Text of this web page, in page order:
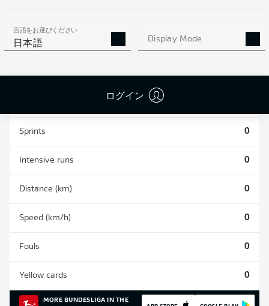
言語をお選びください
日本語 Display Mode
ログイン
OWN-GOALS
PASSES
COMPLETED
Sprints 0
Intensive runs 0
Distance (km) 0
Speed (km/h) 0
Fouls 0
Yellow cards 0
MORE BUNDESLIGA IN THE